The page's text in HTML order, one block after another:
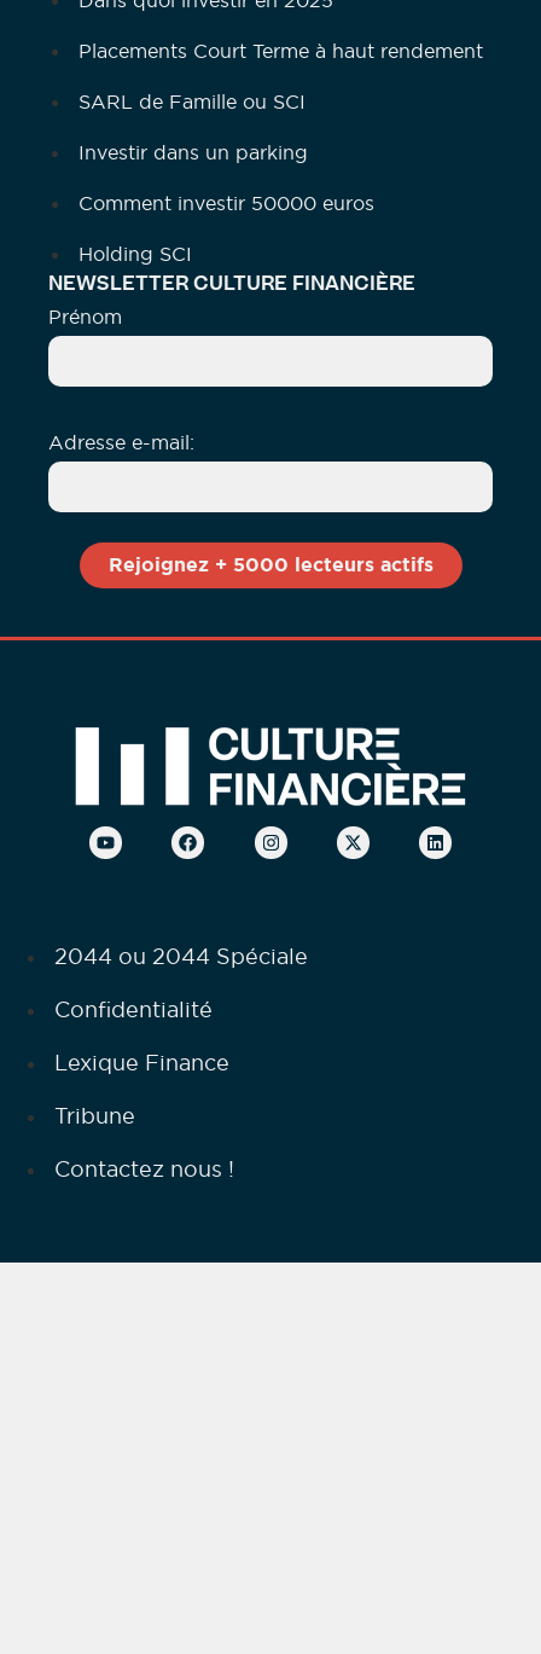
Placements Court Terme à haut rendement
SARL de Famille ou SCI
Investir dans un parking
Comment investir 50000 euros
Holding SCI
NEWSLETTER CULTURE FINANCIÈRE
Prénom
Adresse e-mail:
2044 ou 2044 Spéciale
Confidentialité
Lexique Finance
Tribune
Contactez nous !